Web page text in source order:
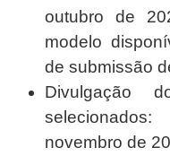
outubro de
modelo
de submissão
Divulgação
selecionados:
novembro de